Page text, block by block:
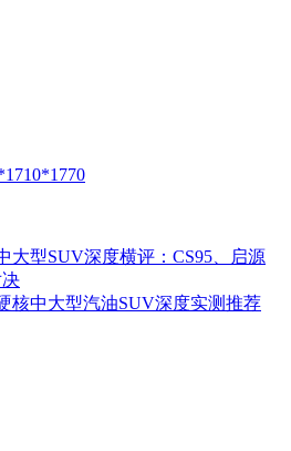
大型SUV深度横评：CS95、启源
核中大型汽油SUV深度实测推荐